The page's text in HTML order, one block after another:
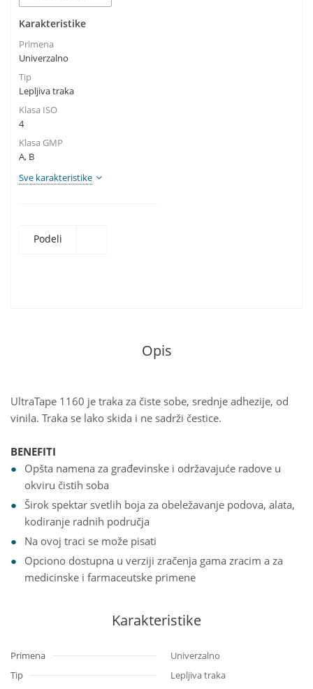
Karakteristike
Primena
Univerzalno
Tip
Lepljiva traka
Klasa ISO
4
Klasa GMP
A, B
Sve karakteristike
Podeli
Opis
UltraTape 1160 je traka za čiste sobe, srednje adhezije, od
vinila. Traka se lako skida i ne sadrži čestice.
BENEFITI
Opšta namena za građevinske i održavajuće radove u
okviru čistih soba
Širok spektar svetlih boja za obeležavanje podova, alata,
kodiranje radnih područja
Na ovoj traci se može pisati
Opciono dostupna u verziji zračenja gama zracim a za
medicinske i farmaceutske primene
Karakteristike
Primena
Univerzalno
Tip
Lepljiva traka